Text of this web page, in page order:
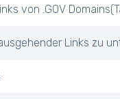
von .GOV
Links zu